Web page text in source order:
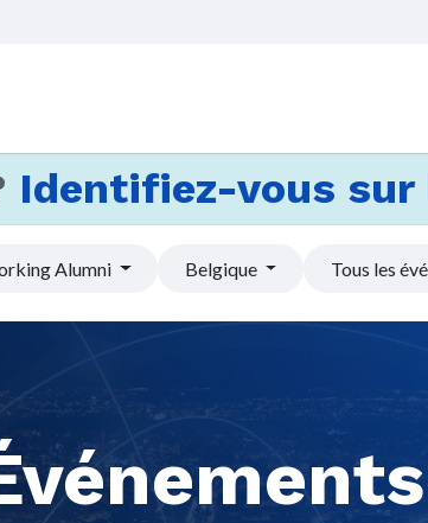
Identifiez-vous sur
Alumni Belgique Tous les